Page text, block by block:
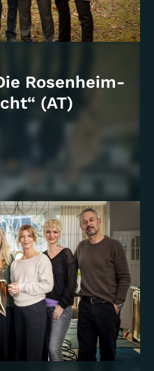
Rosenheim-
(AT)